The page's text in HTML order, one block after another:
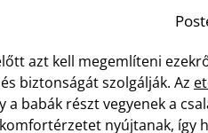
azt kell megemlíteni
biztonságát szolgálják. Az
a babák részt vegyenek a
nyújtanak, így